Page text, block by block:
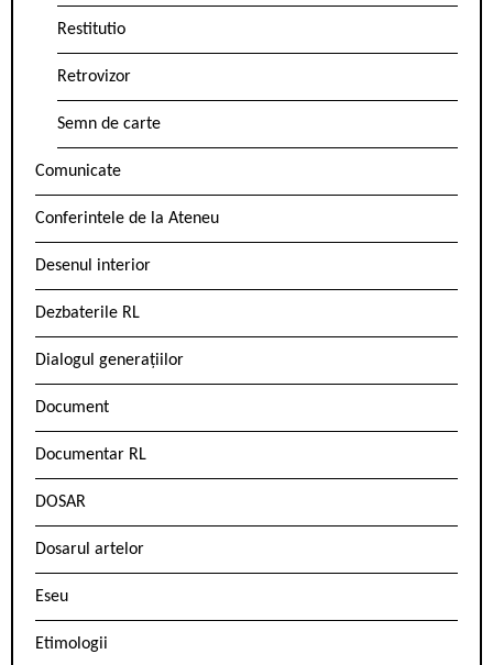
Restitutio
Retrovizor
Semn de carte
Comunicate
Conferintele de la Ateneu
Desenul interior
Dezbaterile RL
Dialogul generațiilor
Document
Documentar RL
DOSAR
Dosarul artelor
Eseu
Etimologii